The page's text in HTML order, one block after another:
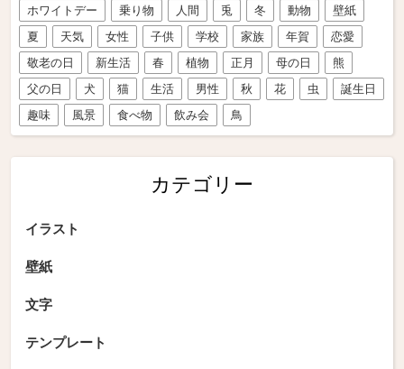
ホワイトデー
乗り物 人間 兎 冬 動物
壁紙
夏
天気 女性 子供 学校 家族 年賀
恋愛
敬老の日
新生活 春 植物 正月 母の日
熊
父の日
犬 猫 生活 男性 秋 花 虫
誕生日
趣味
風景 食べ物 飲み会 鳥
カテゴリー
イラスト
壁紙
文字
テンプレート